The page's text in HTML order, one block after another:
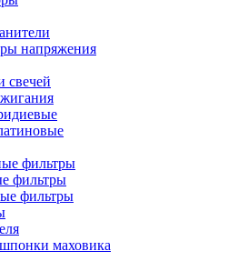
напряжения
свечей
фильтры
фильтры
фильтры
маховика